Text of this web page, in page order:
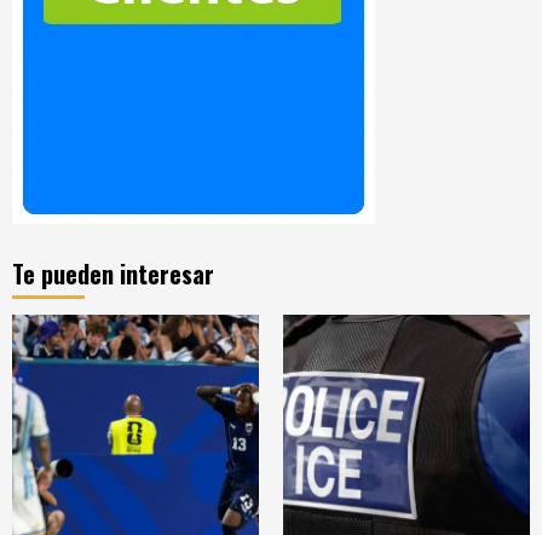
Te pueden interesar